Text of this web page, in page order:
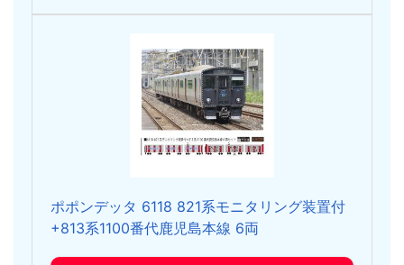
ポポンデッタ 6118 821系モニタリング装置付
+813系1100番代鹿児島本線 6両